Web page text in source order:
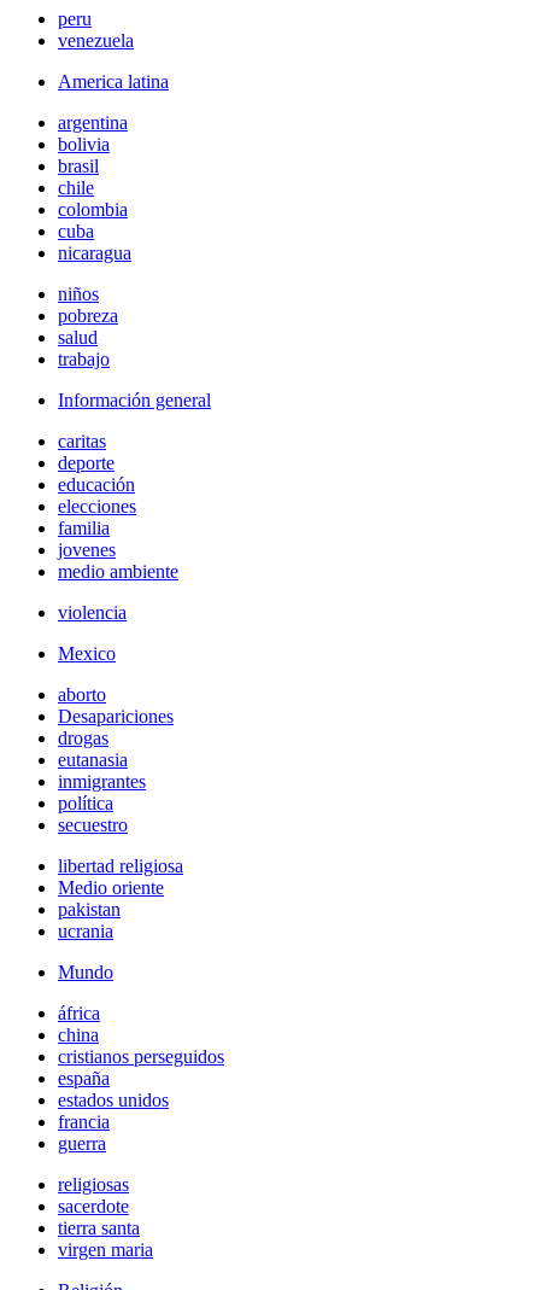
peru
venezuela
America latina
argentina
bolivia
brasil
chile
colombia
cuba
nicaragua
niños
pobreza
salud
trabajo
Información general
caritas
deporte
educación
elecciones
familia
jovenes
medio ambiente
violencia
Mexico
aborto
Desapariciones
drogas
eutanasia
inmigrantes
política
secuestro
libertad religiosa
Medio oriente
pakistan
ucrania
Mundo
áfrica
china
cristianos perseguidos
españa
estados unidos
francia
guerra
religiosas
sacerdote
tierra santa
virgen maria